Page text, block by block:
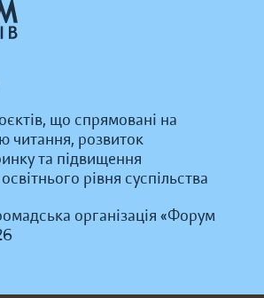
що спрямовані на
читання, розвиток
та підвищення
рівня суспільства
організація «Форум